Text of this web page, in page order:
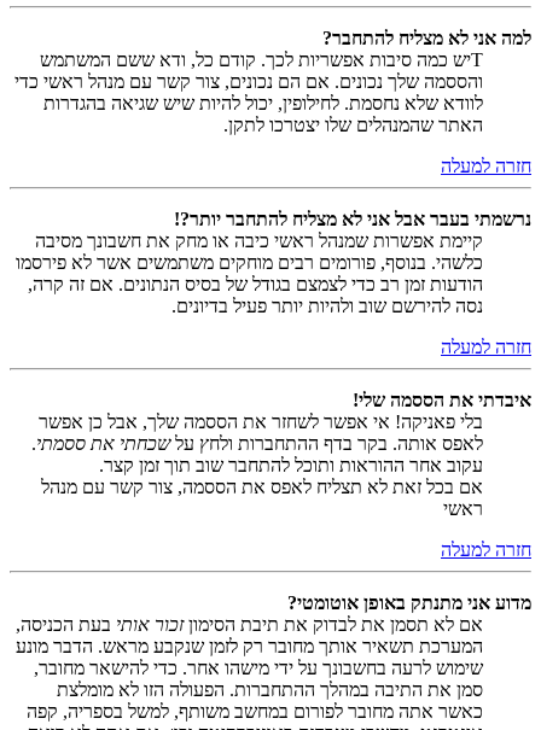
למה אני לא מצליח להתחבר?
Tיש כמה סיבות אפשריות לכך. קודם כל, ודא ששם המשתמש
והססמה שלך נכונים. אם הם נכונים, צור קשר עם מנהל ראשי כדי
לוודא שלא נחסמת. לחילופין, יכול להיות שיש שגיאה בהגדרות
האתר שהמנהלים שלו יצטרכו לתקן.
חזרה למעלה
נרשמתי בעבר אבל אני לא מצליח להתחבר יותר?!
קיימת אפשרות שמנהל ראשי כיבה או מחק את חשבונך מסיבה
כלשהי. בנוסף, פורומים רבים מוחקים משתמשים אשר לא פירסמו
הודעות זמן רב כדי לצמצם בגודל של בסיס הנתונים. אם זה קרה,
נסה להירשם שוב ולהיות יותר פעיל בדיונים.
חזרה למעלה
איבדתי את הססמה שלי!
בלי פאניקה! אי אפשר לשחזר את הססמה שלך, אבל כן אפשר
לאפס אותה. בקר בדף ההתחברות ולחץ עלשכחתי את ססמתי.
עקוב אחר ההוראות ותוכל להתחבר שוב תוך זמן קצר.
אם בכל זאת לא תצליח לאפס את הססמה, צור קשר עם מנהל
ראשי
חזרה למעלה
מדוע אני מתנתק באופן אוטומטי?
אם לא תסמן את לבדוק את תיבת הסימוןזכור אותי בעת הכניסה,
המערכת תשאיר אותך מחובר רק לזמן שנקבע מראש. הדבר מונע
שימוש לרעה בחשבונך על ידי מישהו אחר. כדי להישאר מחובר,
סמן את התיבה במהלך ההתחברות. הפעולה הזו לא מומלצת
כאשר אתה מחובר לפורום במחשב משותף, למשל בספריה, קפה